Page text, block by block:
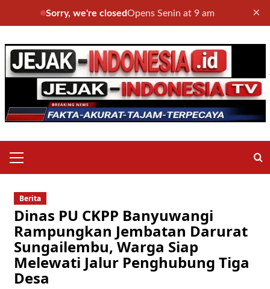
Sorry, we're closedOpens Senin at 9 am ×
to
content
Menu
Berita
Dinas PU CKPP Banyuwangi
Rampungkan Jembatan Darurat
Sungailembu, Warga Siap
Melewati Jalur Penghubung Tiga
Desa